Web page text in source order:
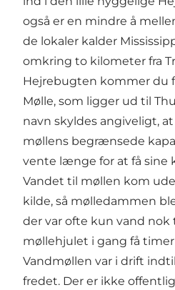
også er en mindre å
de lokaler kalder
omkring to kilometer fra
Hejrebugten kommer du
Mølle, som ligger ud til
navn skyldes angiveligt,
møllens begrænsede
vente længe for at få sine
Vandet til møllen kom
kilde, så mølledammen
der var ofte kun vand nok
møllehjulet i gang få
Vandmøllen var i drift
fredet. Der er ikke